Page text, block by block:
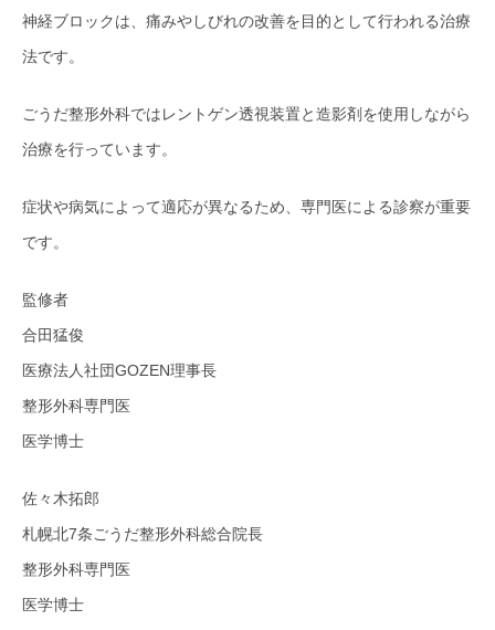
神経ブロックは、痛みやしびれの改善を目的として行われる治療
法です。
ごうだ整形外科ではレントゲン透視装置と造影剤を使用しながら
治療を行っています。
症状や病気によって適応が異なるため、専門医による診察が重要
です。
監修者
合田猛俊
医療法人社団GOZEN理事長
整形外科専門医
医学博士
佐々木拓郎
札幌北7条ごうだ整形外科総合院長
整形外科専門医
医学博士